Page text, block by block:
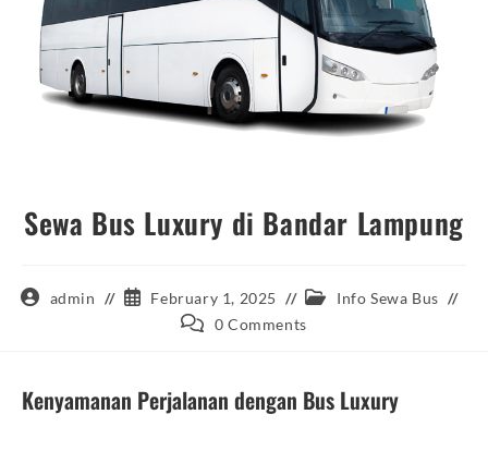
Sewa Bus Luxury di Bandar Lampung
Postadmin
Post
published:
February 1, 2025
Post
category:
Info Sewa Bus
Post 0 Comments
Kenyamanan Perjalanan dengan Bus Luxury